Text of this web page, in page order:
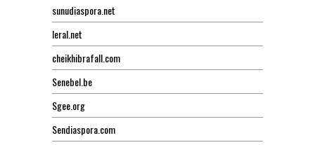
sunudiaspora.net
leral.net
cheikhibrafall.com
Senebel.be
Sgee.org
Sendiaspora.com